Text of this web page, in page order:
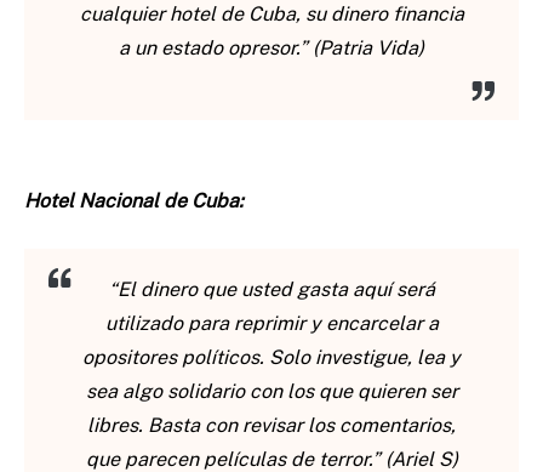
cualquier hotel de Cuba, su dinero financia
a un estado opresor.” (Patria Vida)
Hotel Nacional de Cuba:
“El dinero que usted gasta aquí será
utilizado para reprimir y encarcelar a
opositores políticos. Solo investigue, lea y
sea algo solidario con los que quieren ser
libres. Basta con revisar los comentarios,
que parecen películas de terror.” (Ariel S)